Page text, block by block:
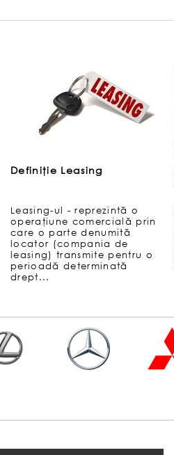
Definiţie Leasing
Leasing-ul - reprezintă o
operaţiune comercială prin
care o parte denumită
locator (compania de
leasing) transmite pentru o
perioadă determinată
drept...